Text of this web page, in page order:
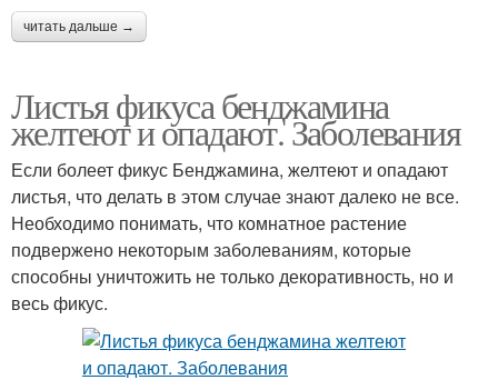
читать дальше →
Листья фикуса бенджамина
желтеют и опадают. Заболевания
Если болеет фикус Бенджамина, желтеют и опадают
листья, что делать в этом случае знают далеко не все.
Необходимо понимать, что комнатное растение
подвержено некоторым заболеваниям, которые
способны уничтожить не только декоративность, но и
весь фикус.